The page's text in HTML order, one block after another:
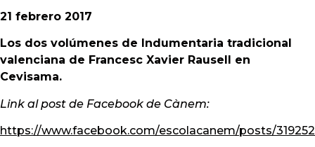
21 febrero 2017
Los dos volúmenes de Indumentaria tradicional
valenciana de Francesc Xavier Rausell en
Cevisama.
Link al post de Facebook de Cànem:
https://www.facebook.com/escolacanem/posts/